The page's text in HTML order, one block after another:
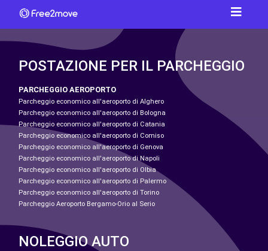
POSTAZIONE PER IL PARCHEGGIO
PARCHEGGIO AEROPORTO
Parcheggio economico all'aeroporto di Alghero
Parcheggio economico all'aeroporto di Bologna
Parcheggio economico all'aeroporto di Catania
Parcheggio economico all'aeroporto di Comiso
Parcheggio economico all'aeroporto di Genova
Parcheggio economico all'aeroporto di Napoli
Parcheggio economico all'aeroporto di Olbia
Parcheggio economico all'aeroporto di Palermo
Parcheggio economico all'aeroporto di Torino
Parcheggio Aeroporto Bergamo-Orio al Serio
NOLEGGIO AUTO